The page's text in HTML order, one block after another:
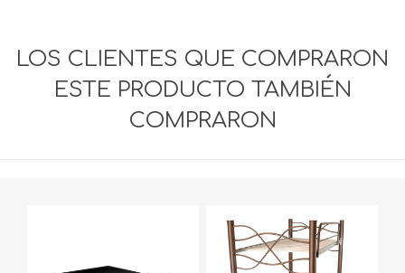
LOS CLIENTES QUE COMPRARON
ESTE PRODUCTO TAMBIÉN
COMPRARON